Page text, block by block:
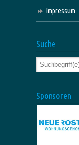
Impressum
Suche
Sponsoren